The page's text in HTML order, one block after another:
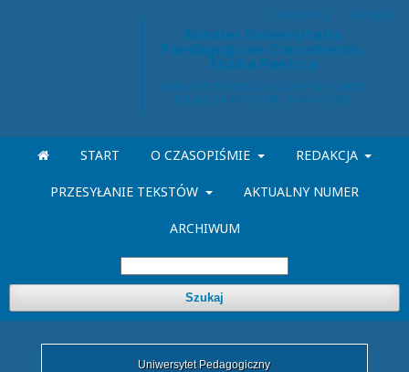
Annales Universitatis
Paedagogicae Cracoviensis.
Studia Poetica
START O CZASOPIŚMIE REDAKCJA
PRZESYŁANIE TEKSTÓW AKTUALNY NUMER
ARCHIWUM
Szukaj
Zarejestruj Zaloguj
Uniwersytet Pedagogiczny